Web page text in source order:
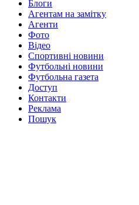
Блоги
Агентам на замітку
Агенти
Фото
Відео
Спортивні новини
Футбольні новини
Футбольна газета
Доступ
Контакти
Реклама
Пошук